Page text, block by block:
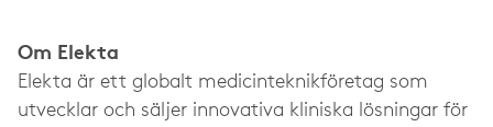
Om Elekta
Elekta är ett globalt medicinteknikföretag som
utvecklar och säljer innovativa kliniska lösningar för